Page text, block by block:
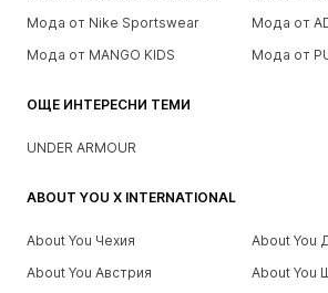
Мода от Nike Sportswear
Мода от
Мода от MANGO KIDS
Мода от
ОЩЕ ИНТЕРЕСНИ ТЕМИ
UNDER ARMOUR
ABOUT YOU X INTERNATIONAL
About You Чехия
About You
About You Австрия
About You